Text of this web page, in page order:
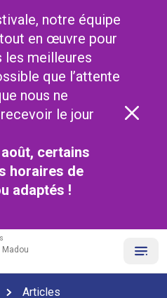
notre équipe
en œuvre pour
les meilleures
que l’attente
nous ne
le jour
certains
horaires de
adaptés !
Madou
Articles